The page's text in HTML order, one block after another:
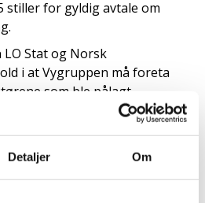
Detaljer Om
stiller for gyldig avtale om
Stat og Norsk
i at Vygruppen må foreta
som ble pålagt
uten tilstrekkelig
om gjennomsnittsberegning
for arbeidstiden.